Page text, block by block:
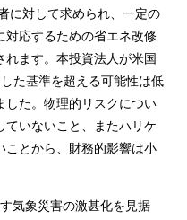
に対して求められ、一定の
対応するための省エネ改修
れます。本投資法人が米国
た基準を超える可能性は低
した。物理的リスクについ
ていないこと、またハリケ
ことから、財務的影響は小
気象災害の激甚化を見据